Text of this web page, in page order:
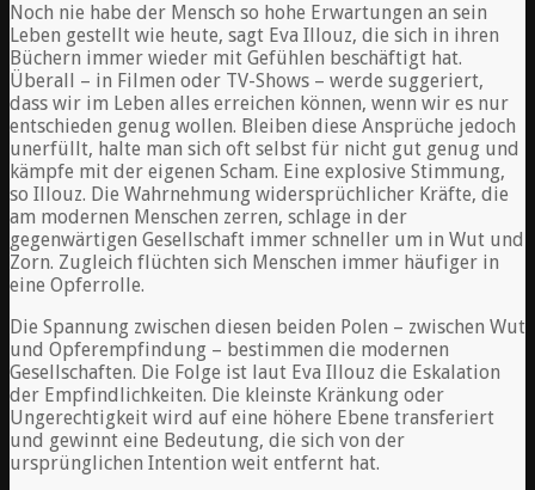
Noch nie habe der Mensch so hohe Erwartungen an sein
Leben gestellt wie heute, sagt Eva Illouz, die sich in ihren
Büchern immer wieder mit Gefühlen beschäftigt hat.
Überall – in Filmen oder TV-Shows – werde suggeriert,
dass wir im Leben alles erreichen können, wenn wir es nur
entschieden genug wollen. Bleiben diese Ansprüche jedoch
unerfüllt, halte man sich oft selbst für nicht gut genug und
kämpfe mit der eigenen Scham. Eine explosive Stimmung,
so Illouz. Die Wahrnehmung widersprüchlicher Kräfte, die
am modernen Menschen zerren, schlage in der
gegenwärtigen Gesellschaft immer schneller um in Wut und
Zorn. Zugleich flüchten sich Menschen immer häufiger in
eine Opferrolle.
Die Spannung zwischen diesen beiden Polen – zwischen Wut
und Opferempfindung – bestimmen die modernen
Gesellschaften. Die Folge ist laut Eva Illouz die Eskalation
der Empfindlichkeiten. Die kleinste Kränkung oder
Ungerechtigkeit wird auf eine höhere Ebene transferiert
und gewinnt eine Bedeutung, die sich von der
ursprünglichen Intention weit entfernt hat.